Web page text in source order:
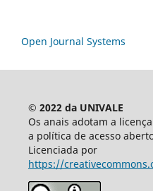
Open Journal Systems
© 2022 da UNIVALE
Os anais adotam a
a política de acesso
Licenciada por
https://